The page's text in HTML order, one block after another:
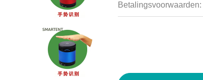
Betalingsvoorwaarden: